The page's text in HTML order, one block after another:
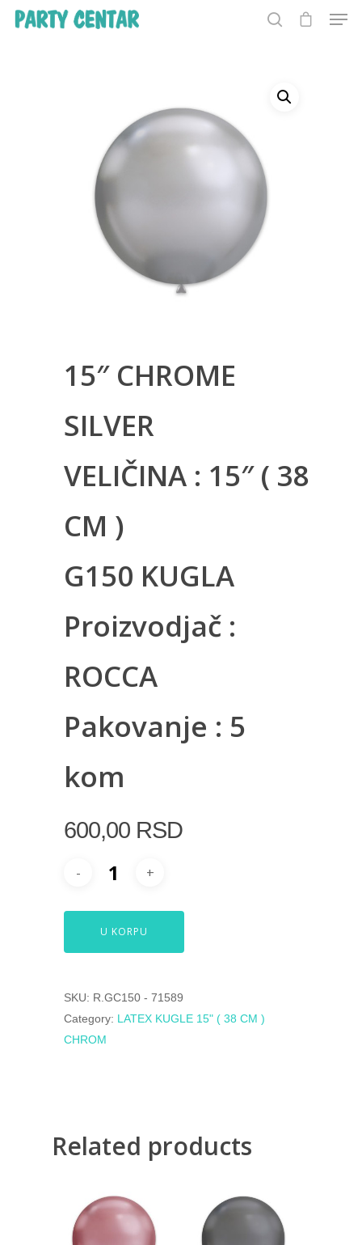
15″ CHROME
SILVER
VELIČINA : 15″ ( 38
CM )
G150 KUGLA
Proizvodjač :
ROCCA
Pakovanje : 5
kom
600,00 RSD
U KORPU
SKU: R.GC150 - 71589
Category: LATEX KUGLE 15" ( 38 CM )
CHROM
Related products
600,00RSD 600,00 RSD